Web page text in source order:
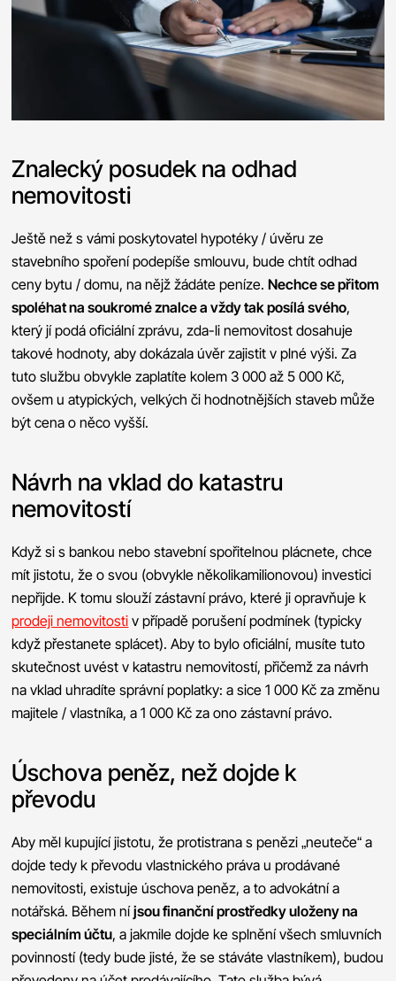
Znalecký posudek na odhad
nemovitosti
Ještě než s vámi poskytovatel hypotéky / úvěru ze
stavebního spoření podepíše smlouvu, bude chtít odhad
ceny bytu / domu, na nějž žádáte peníze.Nechce se přitom
spoléhat na soukromé znalce a vždy tak posílá svého,
který jí podá oficiální zprávu, zda-li nemovitost dosahuje
takové hodnoty, aby dokázala úvěr zajistit v plné výši. Za
tuto službu obvykle zaplatíte kolem 3 000 až 5 000 Kč,
ovšem u atypických, velkých či hodnotnějších staveb může
být cena o něco vyšší.
Návrh na vklad do katastru
nemovitostí
Když si s bankou nebo stavební spořitelnou plácnete, chce
mít jistotu, že o svou (obvykle několikamilionovou) investici
nepřijde. K tomu slouží zástavní právo, které ji opravňuje k
prodeji nemovitosti v případě porušení podmínek (typicky
když přestanete splácet). Aby to bylo oficiální, musíte tuto
skutečnost uvést v katastru nemovitostí, přičemž za návrh
na vklad uhradíte správní poplatky: a sice 1 000 Kč za změnu
majitele / vlastníka, a 1 000 Kč za ono zástavní právo.
Úschova peněz, než dojde k
převodu
Aby měl kupující jistotu, že protistrana s penězi „neuteče“ a
dojde tedy k převodu vlastnického práva u prodávané
nemovitosti, existuje úschova peněz, a to advokátní a
notářská. Během níjsou finanční prostředky uloženy na
speciálním účtu, a jakmile dojde ke splnění všech smluvních
povinností (tedy bude jisté, že se stáváte vlastníkem), budou